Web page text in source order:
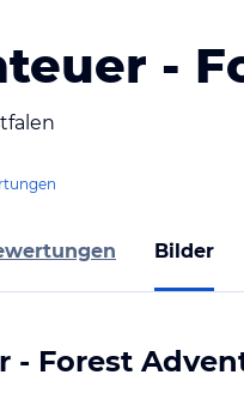
-
Bilder
- Forest